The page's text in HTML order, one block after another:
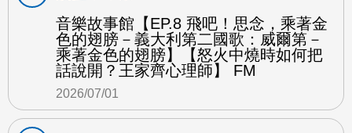
音樂故事館【EP.8 飛吧！思念，乘著金
色的翅膀－義大利第二國歌：威爾第－
乘著金色的翅膀】【怒火中燒時如何把
話說開？王家齊心理師】 FM
2026/07/01